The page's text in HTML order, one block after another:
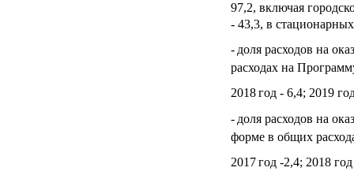
97,2, включая
- 43,3, в
- доля расходов на
расходах на
2018год - 6,4; 2019
- доля расходов на
форме в общих
2017год -2,4; 2018